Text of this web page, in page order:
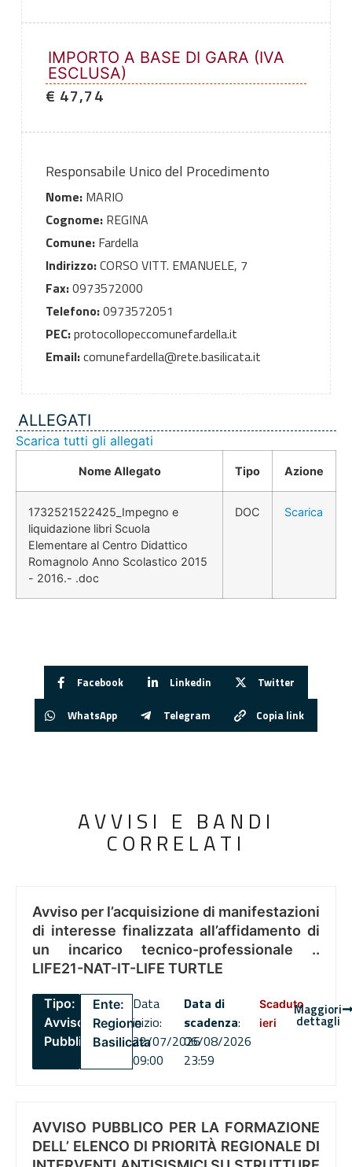
IMPORTO A BASE DI GARA (IVA
ESCLUSA)
€ 47,74
Responsabile Unico del Procedimento
Nome:MARIO
Cognome:REGINA
Comune:Fardella
Indirizzo:CORSO VITT. EMANUELE, 7
Fax:0973572000
Telefono:0973572051
PEC:protocollopeccomunefardella.it
Email:comunefardella@rete.basilicata.it
ALLEGATI
Scarica tutti gli allegati
Nome Allegato Tipo Azione
1732521522425_Impegno e
liquidazione libri Scuola
Elementare al Centro Didattico
Romagnolo Anno Scolastico 2015
- 2016.- .doc
DOC Scarica
Facebook Linkedin Twitter
WhatsApp Telegram Copia link
AVVISI E BANDI
CORRELATI
Avviso per l’acquisizione di manifestazioni
di interesse finalizzata all’affidamento di
un incarico tecnico-professionale ..
LIFE21-NAT-IT-LIFE TURTLE
Tipo:
Avviso
Pubblico
Ente:
Regione
Basilicata
Data
inizio:
22/07/2026
09:00
Data di
scadenza:
06/08/2026
23:59
Scaduto
ieri
Maggiori
dettagli
AVVISO PUBBLICO PER LA FORMAZIONE
DELL’ ELENCO DI PRIORITÀ REGIONALE DI